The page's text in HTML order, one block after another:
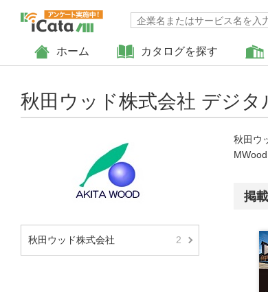
ホーム カタログを探す
秋田ウッド株式会社 デジタ
秋田ウッド株式会社 2
秋田ウ
掲